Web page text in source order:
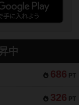
中
686 PT
326 PT